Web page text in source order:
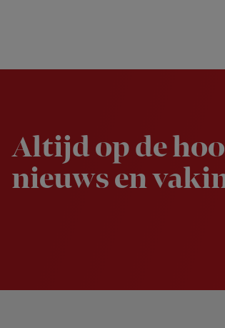
Altijd op de
nieuws en